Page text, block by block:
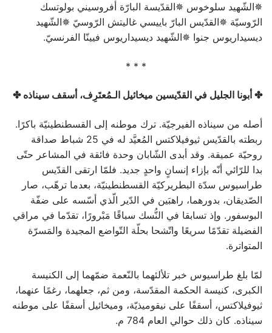
✵الشّهيد سلوخوس ✵القدّيسة البارّة أفروسيني بولوتسك
الرّوسيّة ✵القدّيس البارّ باييسي غاليتش الرّوسيّ ✵الشّهيد
ديسيداريوس جنوا ✵الشّهيد ديسيداريوس فيينّا الفرنسيّ.
* * *
✤ أبونا الجليل في القدّيسين ميخائيل الـمُعتَرِف، أسقف سيناذه ✤
أصله من سيناذه الفيرجيّة. ترك موطنه إلى القسطنطينيّة باكرًا.
ربطته بالقدّيس ثيوفيلاكتس المُعيَّد له في 25 شباط صداقة
روحيّة عميقة. وقد أبدى الشّابان وحدة فائقة في المشاعر حتّى
بدا للرّائي أنّه بإزاء إنسانٍ واحدٍ جديد. فلمّا ارتقى القدّيس
طراسيوس سدّة البطريركيّة القسطنطينيّة، بعدما ترهّب، صار
الصّديقان، بدورهما، راهبَين في الدّير الّذي أسّسه على ضفّة
البوسفور. وإذ تسابقا في النُّسك سباقًا مَبْرورًا، تقدّما في مراقي
الفضيلة تقدّمًا سريعًا واتّشحا بحلّة التّواضع المجيدة والمَسرّة
المتواترة.
لمّا بلغ طراسيوس خبر تلألئهما بالنّعمة ضمّهما إلى الكنيسة
الكبرى، كنيسة الحكمة المقدّسة، ومن ثم، جعلهما، رغمًا عنهما،
ثيوفيلاكتس، أسقفًا على نيقوميذيّة، وميخائيل أسقفًا على موطنه
سيناذه. كان ذلك حوالي العام 784 م.